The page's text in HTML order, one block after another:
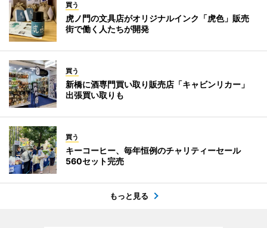
買う
虎ノ門の文具店がオリジナルインク「虎色」販売
街で働く人たちが開発
買う
新橋に酒専門買い取り販売店「キャビンリカー」
出張買い取りも
買う
キーコーヒー、毎年恒例のチャリティーセール
560セット完売
もっと見る